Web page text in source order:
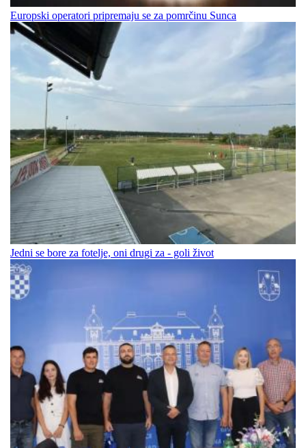
Europski operatori pripremaju se za pomrčinu Sunca
Jedni se bore za fotelje, oni drugi za - goli život